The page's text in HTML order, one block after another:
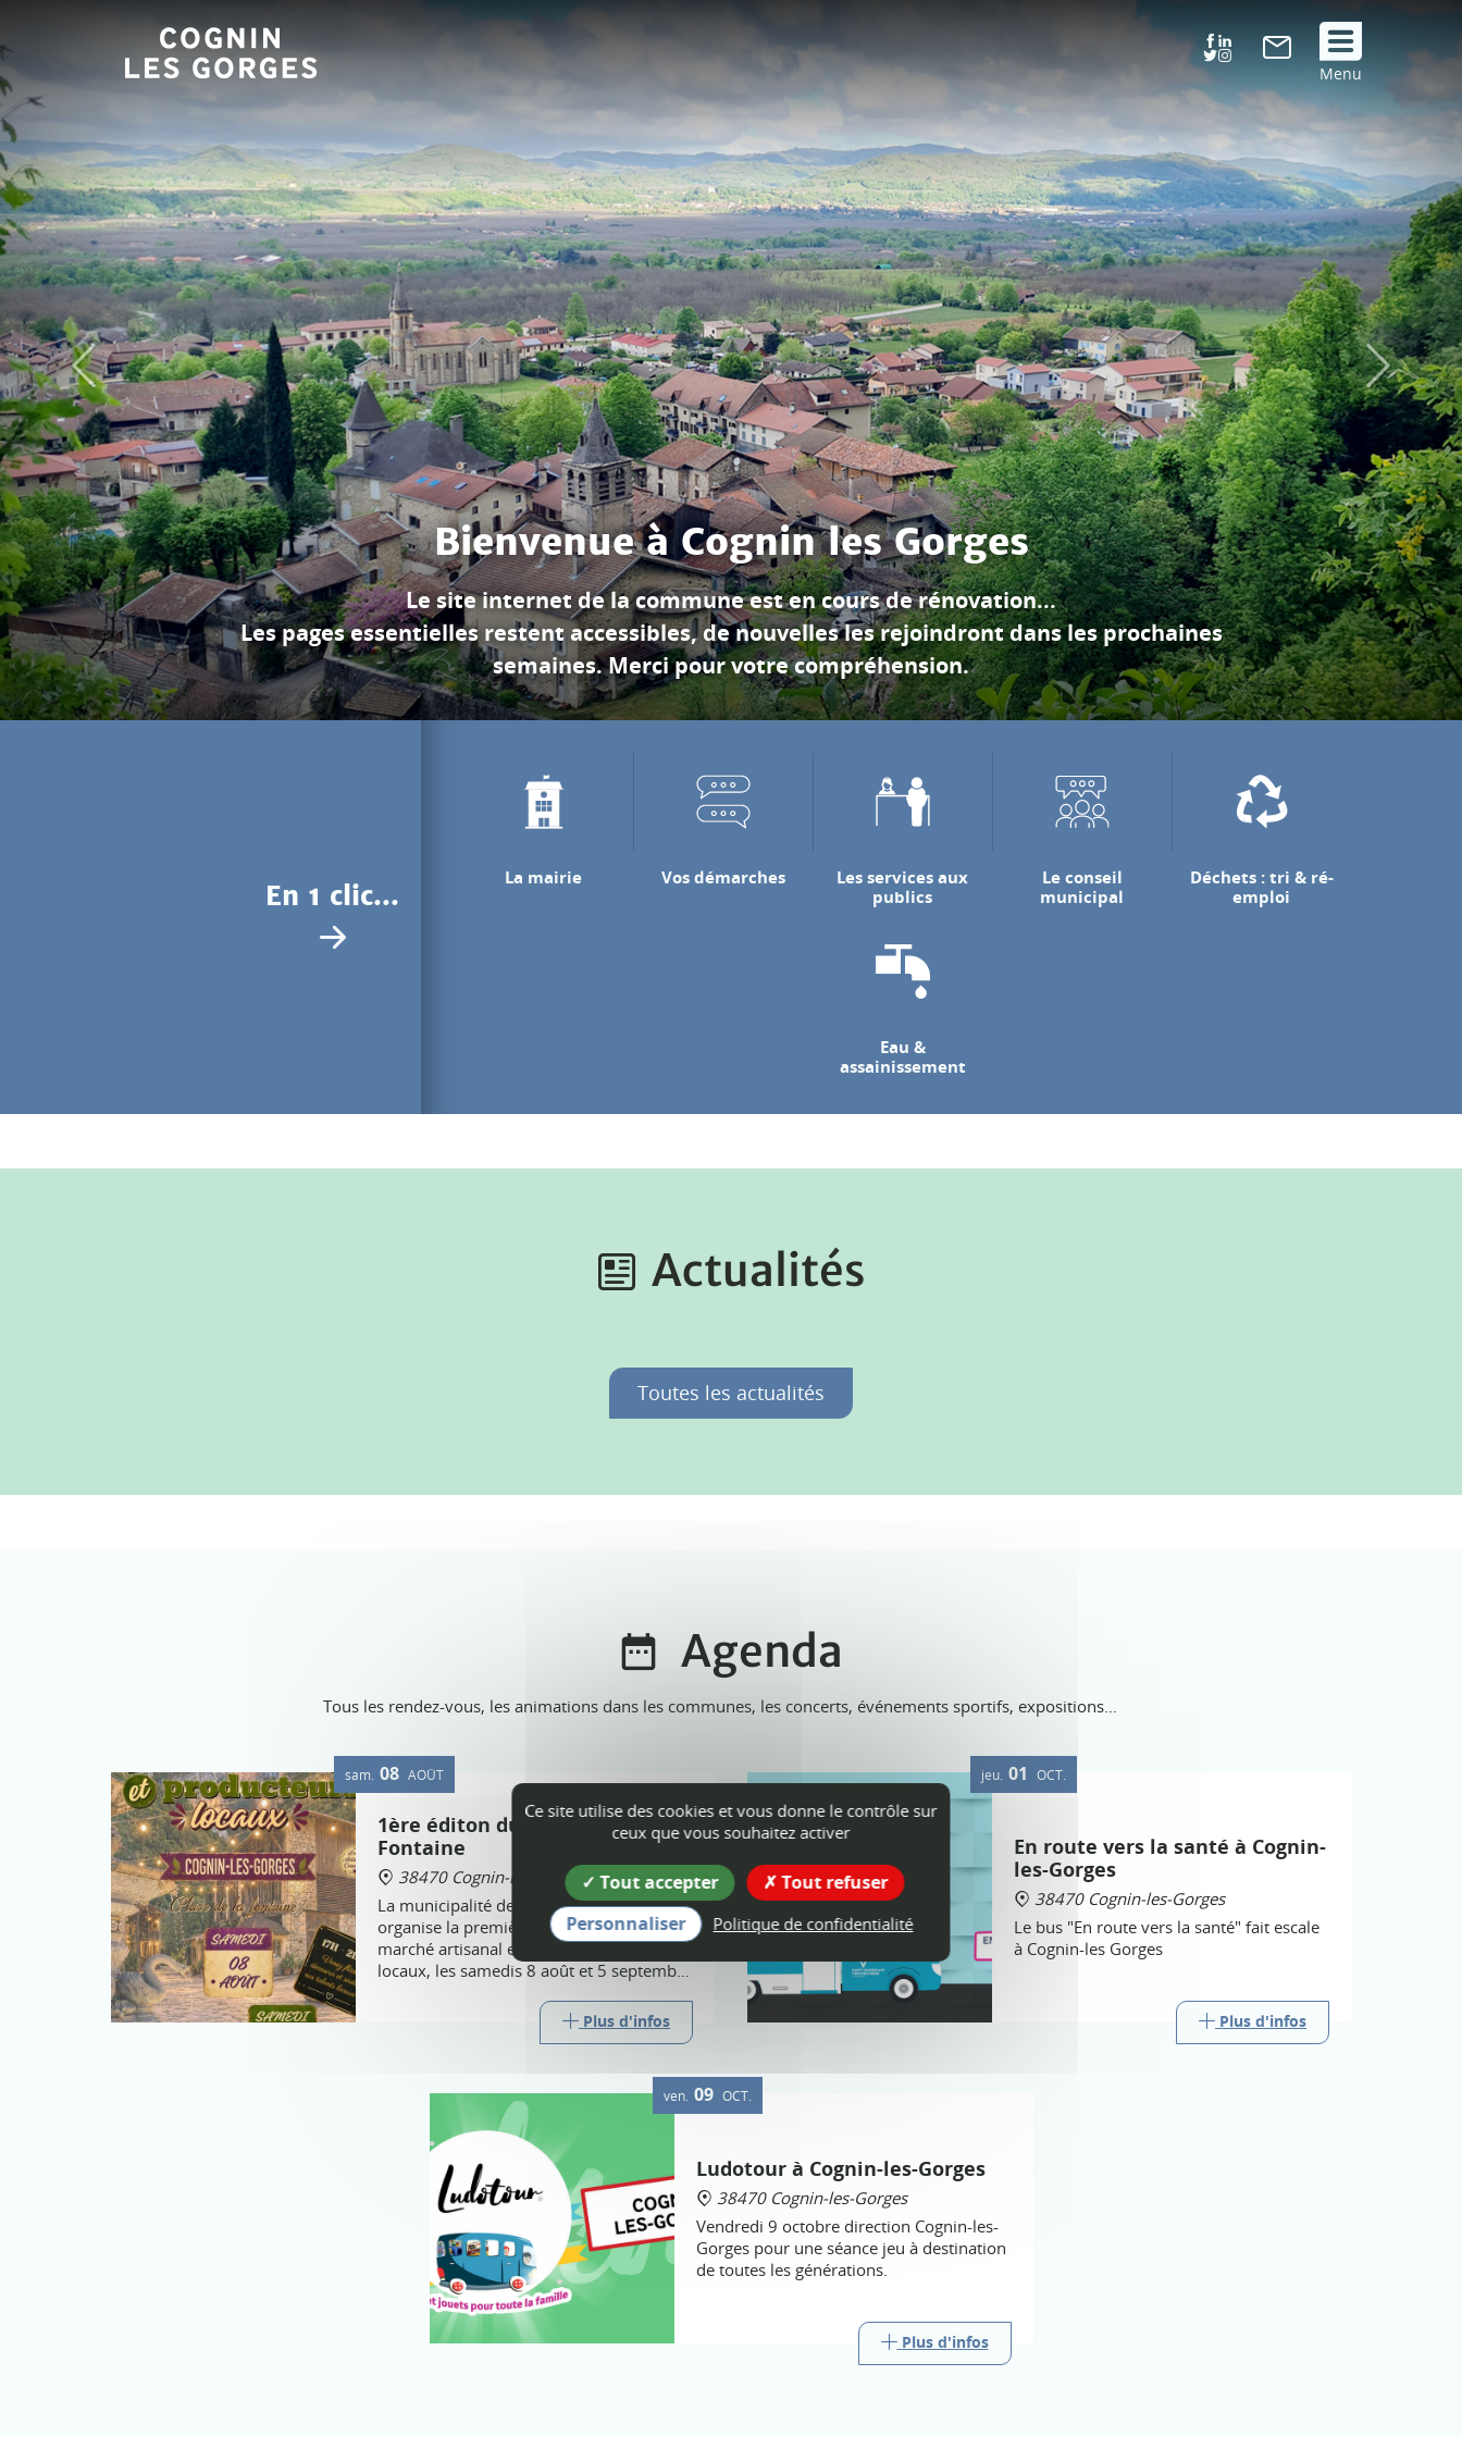
Suivez
nous
!
Menu
Les gorges du Nan
Pendant des millions d'années, le torrent du Nan a creusé les falaises calcaires du Vercors
pour rejoindre la rivière de l'Isère dans laquelle il se jette.
Découvrir les gorges du Nan
En 1 clic...
La mairie Vos démarches
Les services aux
publics
Le conseil
municipal
Déchets : tri & ré-
emploi
Eau &
assainissement
Actualités
Toutes les actualités
Agenda
Tous les rendez-vous, les animations dans les communes, les concerts, événements sportifs, expositions...
sam. 08 AOÛT
1ère éditon du Marché de la
Fontaine
38470 Cognin-les-Gorges
La municipalité de Cognin-les-Gorges
organise la première édition de son
marché artisanal et de producteurs
locaux, les samedis 8 août et 5 septembre
Plus d'infos
jeu. 01 OCT.
En route vers la santé à Cognin-
les-Gorges
38470 Cognin-les-Gorges
Le bus "En route vers la santé" fait escale
à Cognin-les Gorges
Plus d'infos
ven. 09 OCT.
Ludotour à Cognin-les-Gorges
38470 Cognin-les-Gorges
Vendredi 9 octobre direction Cognin-les-
Gorges pour une séance jeu à destination
de toutes les générations.
Plus d'infos
Ce site utilise des cookies et vous donne le contrôle sur
ceux que vous souhaitez activer
Tout accepter
Tout refuser
Personnaliser
Politique de confidentialité